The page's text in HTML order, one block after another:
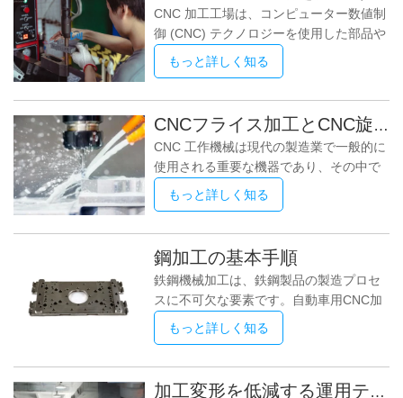
ム、銅、軟鋼など、さまざまな金属や合
金が使用されます。材料の選択は、強
度、耐食性、
この記事では、これら 2 種類の CNC マ
シンの主な違いを詳しく掘り下げ、それ
ぞれの利点と用途に焦点を当てます。
CNC マシンの基礎 3 軸 CNC 機械と 5 軸
CNC 機械の違いを詳しく説明する前に、
CNC 加工の基本概念を簡単に確認してみ
ましょう。
CNC 加工工場は、コンピューター数値制
御 (CNC) テクノロジーを使用した部品や
コンポーネントの生産に焦点を当てた専
門の製造施設です。これらの工場には、
設計 (CAD) およびコンピュータ支援製造
(CAM) ソフトウェア、熟練したオペレー
タが装備されており、さまざまな業界向
けの幅広い製品を効率的かつ正確に生産
できます。典型的な CNC 加工工場を定
義する重要な側面を詳しく見てみましょ
う。 1.最先端の機械: CNC 加工工場に
は、CNC フライス盤、CNC 旋盤、CNC
ルーター、CNC レーザー カッターな
ど、さまざまな最先端の CNC
もっと詳しく知る
CNCフライス加工とCNC旋削の違い
CNC 工作機械は現代の製造業で一般的に
使用される重要な機器であり、その中で
CNC フライス盤と CNC 旋盤は 2 つの一
般的な CNC 加工方法です。これらはす
すが、加工技術、適用範囲、ワーク形状
などに明らかな違いがあります。この記
事では、読者がそれぞれの特性と応用分
野をよりよく理解できるように、CNC フ
ライス盤と CNC 旋盤の違いに焦点を当
てます。 まず、CNCフライス盤とは、工
具を回転させてワークを加工するCNC工
作機械です。これには、X 軸、Y 軸、Z
もっと詳しく知る
鋼加工の基本手順
鉄鋼機械加工は、鉄鋼製品の製造プロセ
スに不可欠な要素です。自動車用CNC加
工とは異なります。鉄鋼製品には、ビー
ム、バー、シート、パイプ、チューブな
ります。 CNC 加工は、設計から溶解、
もっと詳しく知る
加工変形を低減する運用テクニック